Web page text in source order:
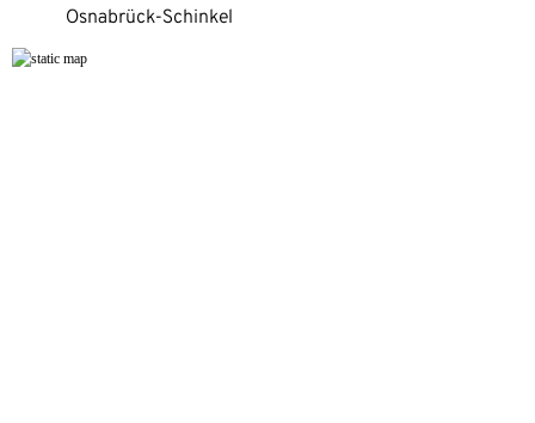
Osnabrück-Schinkel